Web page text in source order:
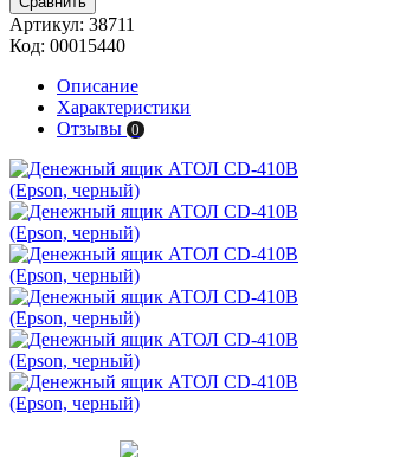
Артикул: 38711
Код: 00015440
Описание
Характеристики
Отзывы 0